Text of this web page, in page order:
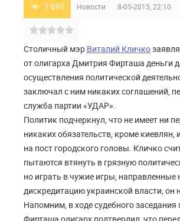
1 695 Новости 8-05-2015, 22:10
Столичный мэр Виталий Кличко
от олигарха Дмитрия Фирташа деньги
осуществления политической
заключал с ним никаких соглашений,
служба партии «УДАР».
Политик подчеркнул, что не имеет ни
никаких обязательств, кроме киевлян,
на пост городского головы. Кличко
пытаются втянуть в грязную
но играть в чужие игры, направленные
дискредитацию украинской власти, он
Напомним, в ходе судебного заседания